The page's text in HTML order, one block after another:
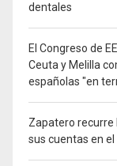
dentales
El Congreso de
Ceuta y Melilla
españolas "en
Zapatero recurre
sus cuentas en el